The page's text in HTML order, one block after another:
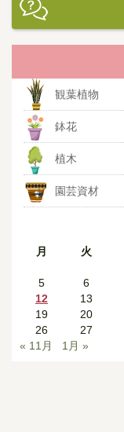
観葉植物
鉢花
植木
園芸資材
月
火
5
6
12
13
19
20
26
27
« 11月
1月 »